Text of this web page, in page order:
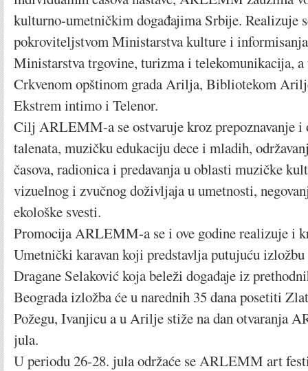
kulturno-umetničkim događajima Srbije. Realizuje
pokroviteljstvom Ministarstva kulture i
Ministarstva trgovine, turizma i telekomunikacija, a
Crkvenom opštinom grada Arilja, Bibliotekom
Ekstrem intimo i Telenor.
Cilj ARLEMM-a se ostvaruje kroz prepoznavanje i
talenata, muzičku edukaciju dece i mladih,
časova, radionica i predavanja u oblasti muzičke
vizuelnog i zvučnog doživljaja u umetnosti,
ekološke svesti.
Promocija ARLEMM-a se i ove godine realizuje i
Umetnički karavan koji predstavlja putujuću
Dragane Selaković koja beleži događaje iz
Beograda izložba će u narednih 35 dana posetiti
Požegu, Ivanjicu a u Arilje stiže na dan otvaranja
jula.
U periodu 26-28. jula održaće se ARLEMM art